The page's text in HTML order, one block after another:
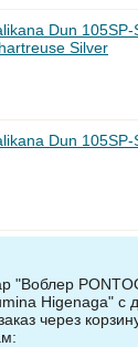
Dun 105SP-
Silver
Dun 105SP-
"Воблер
Higenaga" с
через